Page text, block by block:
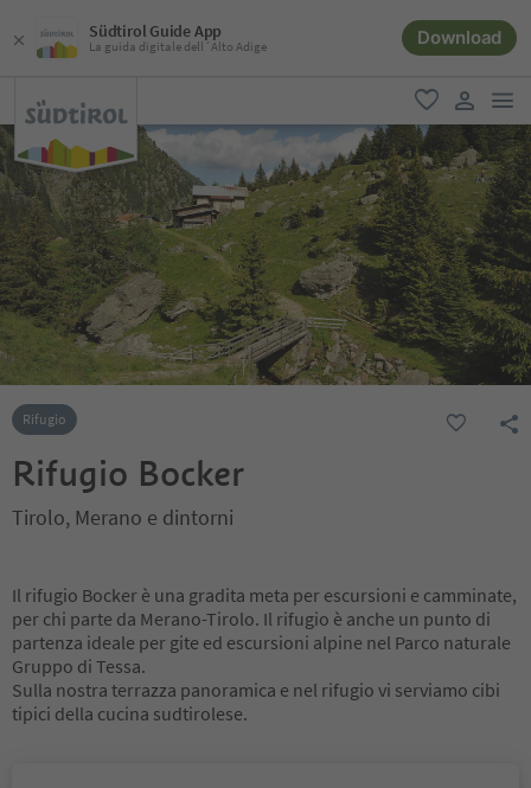
Südtirol Guide App
La guida digitale dell´Alto Adige Download
favoriti
user link
Rifugio
Rifugio Bocker
Tirolo, Merano e dintorni
Il rifugio Bocker è una gradita meta per escursioni e camminate,
per chi parte da Merano-Tirolo. Il rifugio è anche un punto di
partenza ideale per gite ed escursioni alpine nel Parco naturale
Gruppo di Tessa.
Sulla nostra terrazza panoramica e nel rifugio vi serviamo cibi
tipici della cucina sudtirolese.